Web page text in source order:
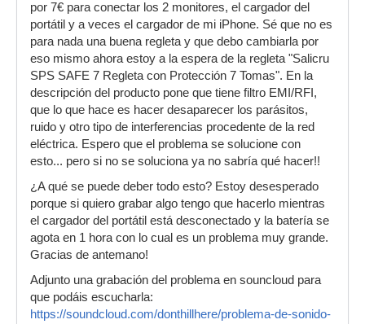
por 7€ para conectar los 2 monitores, el cargador del
portátil y a veces el cargador de mi iPhone. Sé que no es
para nada una buena regleta y que debo cambiarla por
eso mismo ahora estoy a la espera de la regleta "Salicru
SPS SAFE 7 Regleta con Protección 7 Tomas". En la
descripción del producto pone que tiene filtro EMI/RFI,
que lo que hace es hacer desaparecer los parásitos,
ruido y otro tipo de interferencias procedente de la red
eléctrica. Espero que el problema se solucione con
esto... pero si no se soluciona ya no sabría qué hacer!!
¿A qué se puede deber todo esto? Estoy desesperado
porque si quiero grabar algo tengo que hacerlo mientras
el cargador del portátil está desconectado y la batería se
agota en 1 hora con lo cual es un problema muy grande.
Gracias de antemano!
Adjunto una grabación del problema en souncloud para
que podáis escucharla:
https://soundcloud.com/donthillhere/problema-de-sonido-